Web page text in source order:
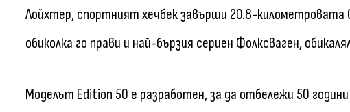
Лойхтер, спортният хечбек завърши 20.8-километровата
обиколка го прави и най-бързия сериен Фолксваген,
Моделът Edition 50 е разработен, за да отбележи 50